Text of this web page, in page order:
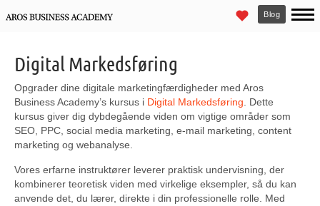
Blog
Digital Markedsføring
Opgrader dine digitale marketingfærdigheder med Aros
Business Academy’s kursus i Digital Markedsføring . Dette
kursus giver dig dybdegående viden om vigtige områder som
SEO, PPC, social media marketing, e-mail marketing, content
marketing og webanalyse.
Vores erfarne instruktører leverer praktisk undervisning, der
kombinerer teoretisk viden med virkelige eksempler, så du kan
anvende det, du lærer, direkte i din professionelle rolle. Med